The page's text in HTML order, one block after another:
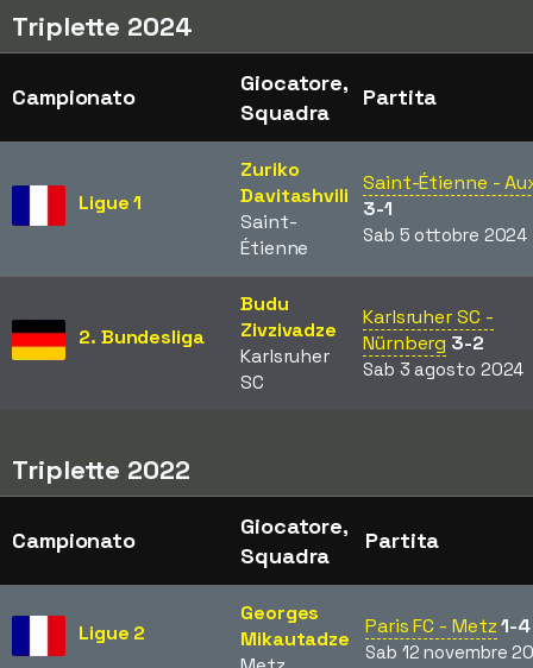
Triplette 2024
Campionato
Giocatore,
Squadra
Partita
Ligue 1
Zuriko
Davitashvili
Saint-
Étienne
Saint-Étienne -
3-1
Sab 5 ottobre 2024
2. Bundesliga
Budu
Zivzivadze
Karlsruher
SC
Karlsruher SC -
Nürnberg 3-2
Sab 3 agosto 2024
Triplette 2022
Campionato
Giocatore,
Squadra
Partita
Ligue 2
Georges
Mikautadze
Paris FC - Metz1-4
Sab 12 novembre